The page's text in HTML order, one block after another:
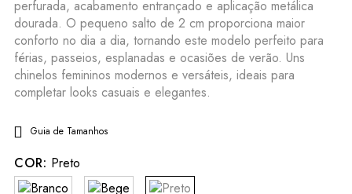
perfurada, acabamento entrançado e aplicação metálica
dourada. O pequeno salto de 2 cm proporciona maior
conforto no dia a dia, tornando este modelo perfeito para
férias, passeios, esplanadas e ocasiões de verão. Uns
chinelos femininos modernos e versáteis, ideais para
completar looks casuais e elegantes.
Guia de Tamanhos
COR: Preto